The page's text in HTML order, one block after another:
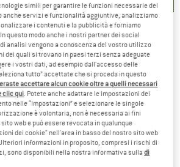
ERDE -Women's
- Mutande
simili per garantire le funzioni necessarie del
anche servizi e funzionalità aggiuntive, analizziamo
i contenuti e la pubblicità e forniamo
questo modo anche i nostri partner dei social
analisi vengono a conoscenza del vostro utilizzo
dei quali si trovano in paesi terzi senza adeguate
i vostri dati, ad esempio dall'accesso delle
tutto” accettate che si proceda in questo
accettare alcun cookie oltre a quelli necessari
clic qui. Potete anche adattare le impostazioni dei
nelle “Impostazioni” e selezionare le singole
è volontaria, non è necessaria ai fini
web e può essere revocata in qualunque
dei cookie" nell'area in basso del nostro sito web
informazioni in proposito, compresi i rischi di
sono disponibili nella nostra informativa sulladi